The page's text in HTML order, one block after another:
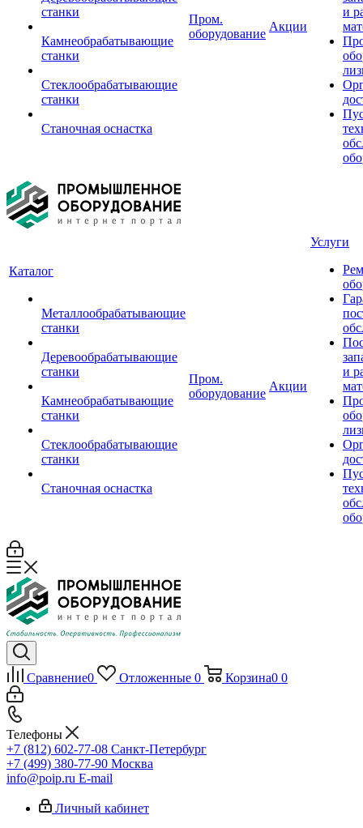
станки
Камнеобрабатывающие
станки
Стеклообрабатывающие
станки
Станочная оснастка
Пром.
оборудование
Акции
и
Каталог
Металлообрабатывающие
станки
Деревообрабатывающие
станки
Камнеобрабатывающие
станки
Стеклообрабатывающие
станки
Станочная оснастка
Пром.
оборудование
Акции
Услуги
и
Сравнение0 Отложенные 0 Корзина0 0
Телефоны
+7 (812) 602-77-08 Санкт-Петербург
+7 (499) 380-77-90 Москва
info@poip.ru E-mail
Личный кабинет